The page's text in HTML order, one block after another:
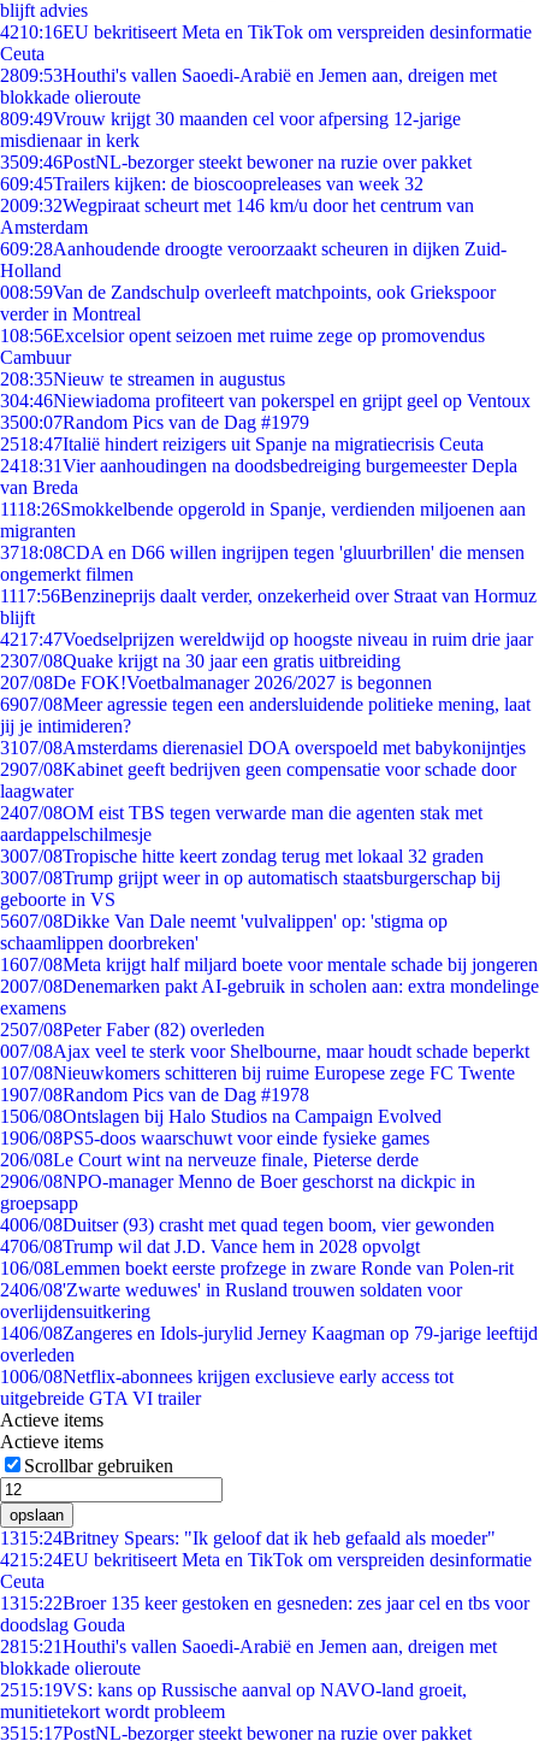
blijft advies
4210:16EU bekritiseert Meta en TikTok om verspreiden desinformatie
Ceuta
2809:53Houthi's vallen Saoedi-Arabië en Jemen aan, dreigen met
blokkade olieroute
809:49Vrouw krijgt 30 maanden cel voor afpersing 12-jarige
misdienaar in kerk
3509:46PostNL-bezorger steekt bewoner na ruzie over pakket
609:45Trailers kijken: de bioscoopreleases van week 32
2009:32Wegpiraat scheurt met 146 km/u door het centrum van
Amsterdam
609:28Aanhoudende droogte veroorzaakt scheuren in dijken Zuid-
Holland
008:59Van de Zandschulp overleeft matchpoints, ook Griekspoor
verder in Montreal
108:56Excelsior opent seizoen met ruime zege op promovendus
Cambuur
208:35Nieuw te streamen in augustus
304:46Niewiadoma profiteert van pokerspel en grijpt geel op Ventoux
3500:07Random Pics van de Dag #1979
2518:47Italië hindert reizigers uit Spanje na migratiecrisis Ceuta
2418:31Vier aanhoudingen na doodsbedreiging burgemeester Depla
van Breda
1118:26Smokkelbende opgerold in Spanje, verdienden miljoenen aan
migranten
3718:08CDA en D66 willen ingrijpen tegen 'gluurbrillen' die mensen
ongemerkt filmen
1117:56Benzineprijs daalt verder, onzekerheid over Straat van Hormuz
blijft
4217:47Voedselprijzen wereldwijd op hoogste niveau in ruim drie jaar
2307/08Quake krijgt na 30 jaar een gratis uitbreiding
207/08De FOK!Voetbalmanager 2026/2027 is begonnen
6907/08Meer agressie tegen een andersluidende politieke mening, laat
jij je intimideren?
3107/08Amsterdams dierenasiel DOA overspoeld met babykonijntjes
2907/08Kabinet geeft bedrijven geen compensatie voor schade door
laagwater
2407/08OM eist TBS tegen verwarde man die agenten stak met
aardappelschilmesje
3007/08Tropische hitte keert zondag terug met lokaal 32 graden
3007/08Trump grijpt weer in op automatisch staatsburgerschap bij
geboorte in VS
5607/08Dikke Van Dale neemt 'vulvalippen' op: 'stigma op
schaamlippen doorbreken'
1607/08Meta krijgt half miljard boete voor mentale schade bij jongeren
2007/08Denemarken pakt AI-gebruik in scholen aan: extra mondelinge
examens
2507/08Peter Faber (82) overleden
007/08Ajax veel te sterk voor Shelbourne, maar houdt schade beperkt
107/08Nieuwkomers schitteren bij ruime Europese zege FC Twente
1907/08Random Pics van de Dag #1978
1506/08Ontslagen bij Halo Studios na Campaign Evolved
1906/08PS5-doos waarschuwt voor einde fysieke games
206/08Le Court wint na nerveuze finale, Pieterse derde
2906/08NPO-manager Menno de Boer geschorst na dickpic in
groepsapp
4006/08Duitser (93) crasht met quad tegen boom, vier gewonden
4706/08Trump wil dat J.D. Vance hem in 2028 opvolgt
106/08Lemmen boekt eerste profzege in zware Ronde van Polen-rit
2406/08'Zwarte weduwes' in Rusland trouwen soldaten voor
overlijdensuitkering
1406/08Zangeres en Idols-jurylid Jerney Kaagman op 79-jarige leeftijd
overleden
1006/08Netflix-abonnees krijgen exclusieve early access tot
uitgebreide GTA VI trailer
Actieve items
Actieve items
Scrollbar gebruiken
opslaan
1315:24Britney Spears: "Ik geloof dat ik heb gefaald als moeder"
4215:24EU bekritiseert Meta en TikTok om verspreiden desinformatie
Ceuta
1315:22Broer 135 keer gestoken en gesneden: zes jaar cel en tbs voor
doodslag Gouda
2815:21Houthi's vallen Saoedi-Arabië en Jemen aan, dreigen met
blokkade olieroute
2515:19VS: kans op Russische aanval op NAVO-land groeit,
munitietekort wordt probleem
3515:17PostNL-bezorger steekt bewoner na ruzie over pakket